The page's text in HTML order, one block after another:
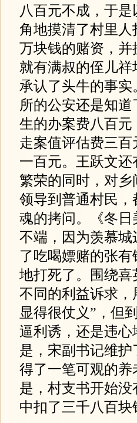
八百元不成，于
角地摸清了村里
万块钱的赌资，
就有满叔的侄儿
承认了头牛的事
所的公安还是知
生的办案费八百
走案值评估费三
一百元。王跃文
繁荣的同时，对
领导到普通村民
魂的拷问。《冬
不端，因为羡慕
了吃喝嫖赌的张
地打死了。围绕
不同的利益诉求
显得很仗义”，但
逼利诱，还是违心
是，宋副书记维
得了一笔可观的
是，村支书开始
中扣了三千八百块